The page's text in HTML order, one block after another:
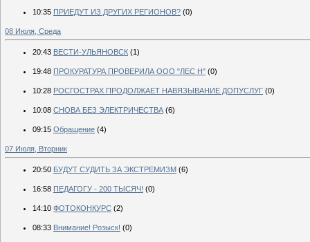
10:35 ПРИЕДУТ ИЗ ДРУГИХ РЕГИОНОВ? (0)
08 Июля, Среда
20:43 ВЕСТИ-УЛЬЯНОВСК (1)
19:48 ПРОКУРАТУРА ПРОВЕРИЛА ООО "ЛЕС Н" (0)
10:28 РОСГОСТРАХ ПРОДОЛЖАЕТ НАВЯЗЫВАНИЕ ДОПУСЛУГ (0)
10:08 СНОВА БЕЗ ЭЛЕКТРИЧЕСТВА (6)
09:15 Обращение (4)
07 Июля, Вторник
20:50 БУДУТ СУДИТЬ ЗА ЭКСТРЕМИЗМ (6)
16:58 ПЕДАГОГУ - 200 ТЫСЯЧ! (0)
14:10 ФОТОКОНКУРС (2)
08:33 Внимание! Розыск! (0)